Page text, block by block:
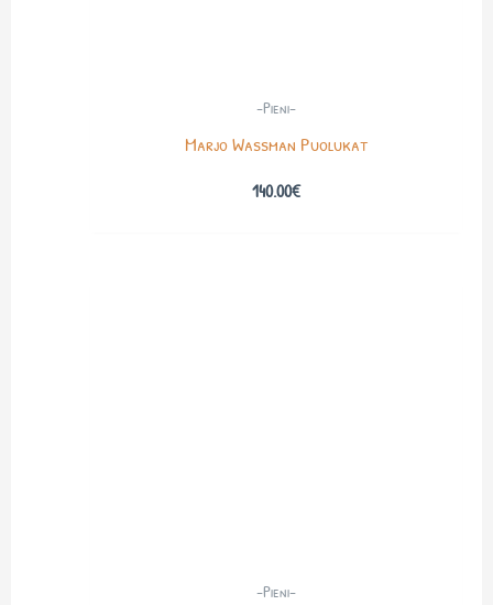
-Pieni-
Marjo Wassman Puolukat
140.00€
-Pieni-